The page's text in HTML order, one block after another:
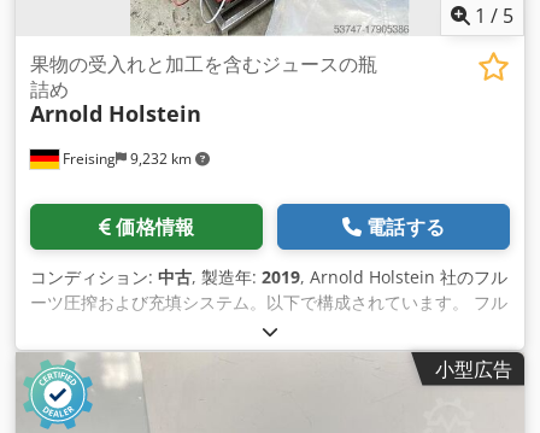
1 / 5
Freising 9,232 km
果物の受入れと加工を含むジュースの瓶
詰め
Arnold Holstein
価格情報 電話する
コンディション: 中古, 製造年: 2019, Arnold Holstein 社のフル
ーツ圧搾および充填システム。以下で構成されています。 フル
ーツ受入部: ウォーターバス、ウォーターシャワー付きフルー
ツコンベア、チョッパー 梱包プレスタイプ H65: 出力: 1,200
kg/h 効率最大 75% プレスインサート 24 個 (65 x 65 cm) プレ
スクロス 22 枚 (100 x 100 cm) 寸法: 2,330 x 840 x 2,060 mm
低温殺菌システム Profi PA SH: 出力: 600 l/h 48 kW ガス加熱式
小型広告